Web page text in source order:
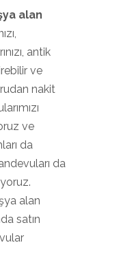
alan
antik
ve
nakit
ve
da
da
alan
satın